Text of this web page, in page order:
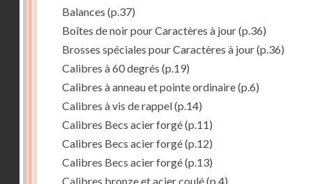
Balances (p.37)
Boîtes de noir pour Caractères à jour(p.36)
Brosses spéciales pour Caractères à jour(p.36)
Calibres à 60 degrés (p.19)
Calibres à anneau et pointe ordinaire(p.6)
Calibres à vis de rappel(p.14)
Calibres Becs acier forgé(p.11)
Calibres Becs acier forgé(p.12)
Calibres Becs acier forgé(p.13)
Calibres bronze et acier coulé(p.4)